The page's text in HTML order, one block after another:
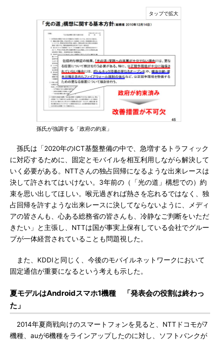
孫氏が強調する「政府の約束」
孫氏は「2020年のICT基盤整備の中で、急増するトラフィック
に対応するために、固定とモバイルを相互利用しながら解決して
いく必要がある。NTTさんの独占回帰になるような出来レースは
決して許されてはいけない。3年前の（「光の道」構想での）約
束を思い出してほしい。喉元過ぎれば熱さを忘れるではなく、独
占回帰を許すような出来レースに決してならないように、メディ
アの皆さんも、心ある総務省の皆さんも、冷静なご判断をいただ
きたい」と主張し、NTTは国が事実上保有している会社でグルー
プが一体経営されていることも問題視した。
また、KDDIと同じく、今後のモバイルネットワークにおいて
固定通信が重要になるという考えも示した。
夏モデルはAndroidスマホ1機種 「発表会の役割は終わっ
た」
2014年夏商戦向けのスマートフォンを見ると、NTTドコモが7
機種、auが6機種をラインアップしたのに対し、ソフトバンクが